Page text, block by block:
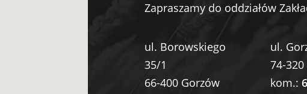
Zapraszamy do oddziałów
ul. Borowskiego
35/1
66-400 Gorzów
ul.
74-
kom.: